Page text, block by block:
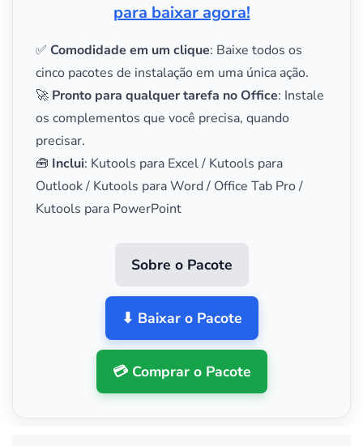
para baixar agora!
✅ Comodidade em um clique: Baixe todos os
cinco pacotes de instalação em uma única ação.
🚀 Pronto para qualquer tarefa no Office: Instale
os complementos que você precisa, quando
precisar.
🧰 Inclui: Kutools para Excel / Kutools para
Outlook / Kutools para Word / Office Tab Pro /
Kutools para PowerPoint
Sobre o Pacote
⬇ Baixar o Pacote
💳 Comprar o Pacote